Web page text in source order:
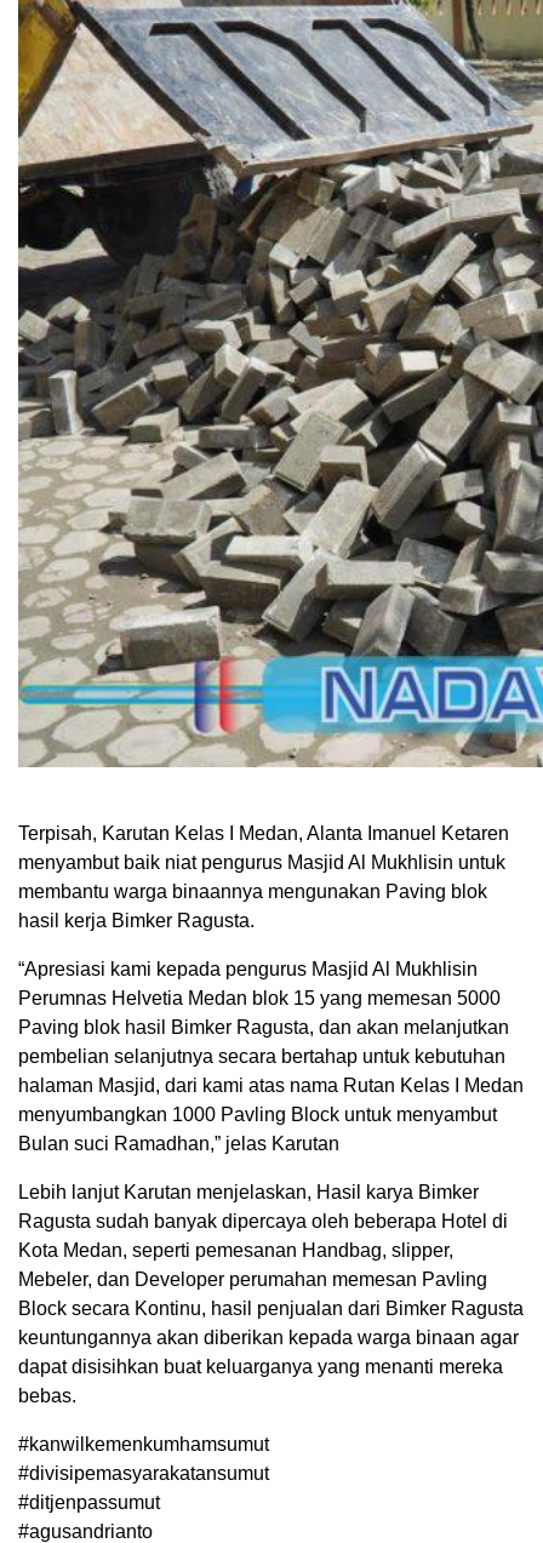
Terpisah, Karutan Kelas I Medan, Alanta Imanuel Ketaren
menyambut baik niat pengurus Masjid Al Mukhlisin untuk
membantu warga binaannya mengunakan Paving blok
hasil kerja Bimker Ragusta.
“Apresiasi kami kepada pengurus Masjid Al Mukhlisin
Perumnas Helvetia Medan blok 15 yang memesan 5000
Paving blok hasil Bimker Ragusta, dan akan melanjutkan
pembelian selanjutnya secara bertahap untuk kebutuhan
halaman Masjid, dari kami atas nama Rutan Kelas I Medan
menyumbangkan 1000 Pavling Block untuk menyambut
Bulan suci Ramadhan,” jelas Karutan
Lebih lanjut Karutan menjelaskan, Hasil karya Bimker
Ragusta sudah banyak dipercaya oleh beberapa Hotel di
Kota Medan, seperti pemesanan Handbag, slipper,
Mebeler, dan Developer perumahan memesan Pavling
Block secara Kontinu, hasil penjualan dari Bimker Ragusta
keuntungannya akan diberikan kepada warga binaan agar
dapat disisihkan buat keluarganya yang menanti mereka
bebas.
#kanwilkemenkumhamsumut
#divisipemasyarakatansumut
#ditjenpassumut
#agusandrianto